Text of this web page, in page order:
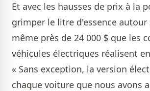
Et avec les hausses de prix à la
grimper le litre d'essence autour
même près de 24 000 $ que les
véhicules électriques réalisent
« Sans exception, la version
chaque voiture que nous avons